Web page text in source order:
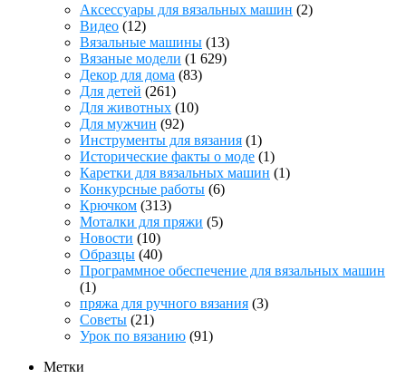
Аксессуары для вязальных машин (2)
Видео (12)
Вязальные машины (13)
Вязаные модели (1 629)
Декор для дома (83)
Для детей (261)
Для животных (10)
Для мужчин (92)
Инструменты для вязания (1)
Исторические факты о моде (1)
Каретки для вязальных машин (1)
Конкурсные работы (6)
Крючком (313)
Моталки для пряжи (5)
Новости (10)
Образцы (40)
Программное обеспечение для вязальных машин
(1)
пряжа для ручного вязания (3)
Советы (21)
Урок по вязанию (91)
Метки